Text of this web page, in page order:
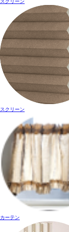
スクリーン
スクリーン
カーテン